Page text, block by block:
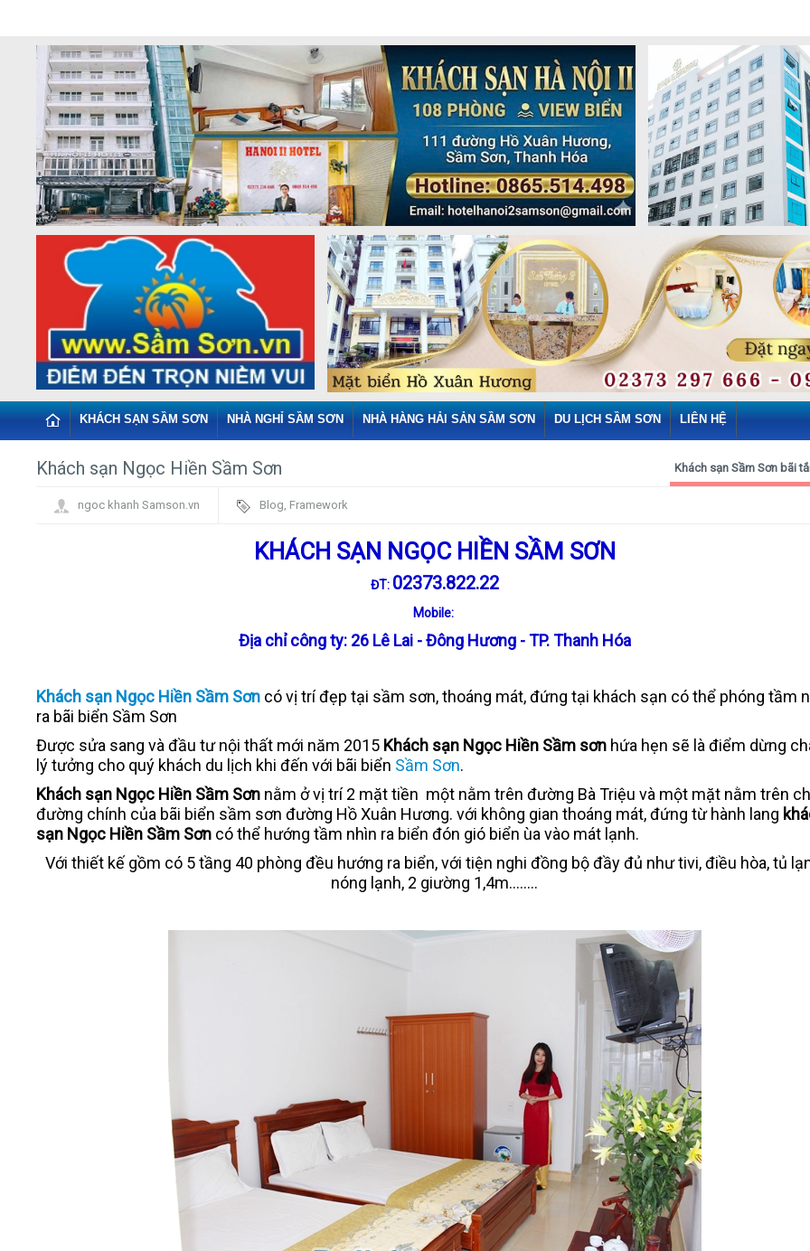
KHÁCH SẠN SẦM SƠN NHÀ NGHỈ SẦM SƠN NHÀ HÀNG HẢI SẢN SẦM SƠN DU LỊCH SẦM SƠN LIÊN HỆ
Khách sạn Ngọc Hiền Sầm Sơn Khách sạn Sầm Sơn bãi
ngoc khanh Samson.vn Blog, Framework
KHÁCH SẠN NGỌC HIỀN SẦM SƠN
ĐT: 02373.822.22
Mobile:
Địa chỉ công ty: 26 Lê Lai - Đông Hương - TP. Thanh Hóa
Khách sạn Ngọc Hiền Sầm Sơn có vị trí đẹp tại sầm sơn, thoáng mát, đứng tại khách sạn có thể phóng tầm
ra bãi biển Sầm Sơn
Được sửa sang và đầu tư nội thất mới năm 2015 Khách sạn Ngọc Hiền Sầm sơn hứa hẹn sẽ là điểm dừng
lý tưởng cho quý khách du lịch khi đến với bãi biển Sầm Sơn.
Khách sạn Ngọc Hiền Sầm Sơn nằm ở vị trí 2 mặt tiền một nằm trên đường Bà Triệu và một mặt nằm trên
đường chính của bãi biển sầm sơn đường Hồ Xuân Hương. với không gian thoáng mát, đứng từ hành lang
sạn Ngọc Hiền Sầm Sơn có thể hướng tầm nhìn ra biển đón gió biển ùa vào mát lạnh.
Với thiết kế gồm có 5 tầng 40 phòng đều hướng ra biển, với tiện nghi đồng bộ đầy đủ như tivi, điều hòa, tủ
nóng lạnh, 2 giường 1,4m........